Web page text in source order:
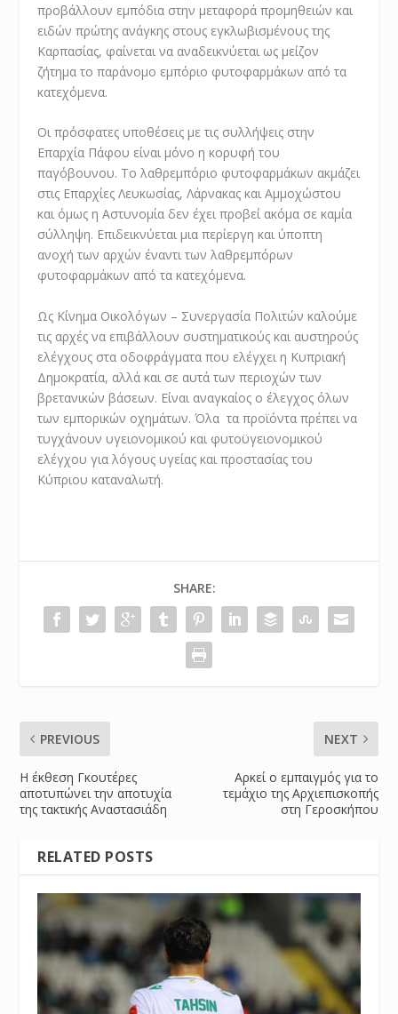
προβάλλουν εμπόδια στην μεταφορά προμηθειών και
ειδών ​πρώτης ανάγκης στους εγκλωβισμένους της
Καρπασίας, φαίνεται να αναδεικνύεται ως μείζον
ζήτημα το παράνομο εμπόριο φυτοφαρμάκων από τα
κατεχόμενα.
Οι πρόσφατες υποθέσεις με τις συλλήψεις στην
Επαρχία Πάφου είναι μόνο η κορυφή του
παγόβουνου. Το λαθρεμπόριο φυτοφαρμάκων ακμάζει
στις Επαρχίες Λευκωσίας, Λάρνακας και Αμμοχώστου
και όμως η Αστυνομία δεν έχει προβεί ακόμα σε καμία
σύλληψη. Επιδεικνύεται μια περίεργη και ύποπτη
ανοχή των αρχών έναντι των λαθρεμπόρων
φυτοφαρμάκων από τα κατεχόμενα.
Ως Κίνημα Οικολόγων – Συνεργασία Πολιτών καλούμε
τις αρχές να επιβάλλουν συστηματικούς και αυστηρούς
ελέγχους στα οδοφράγματα που ελέγχει η Κυπριακή
Δημοκρατία, αλλά και σε αυτά των περιοχών των
βρετανικών βάσεων. Είναι αναγκαίος ο έλεγχος όλων
των εμπορικών οχημάτων. Όλα τα προϊόντα πρέπει να
τυγχάνουν υγειονομικού και φυτοϋγειονομικού
ελέγχου για λόγους υγείας και προστασίας του
Κύπριου καταναλωτή.
SHARE:
PREVIOUS
Η έκθεση Γκουτέρες
αποτυπώνει την αποτυχία
της τακτικής Αναστασιάδη
NEXT
Αρκεί ο εμπαιγμός για το
τεμάχιο της Αρχιεπισκοπής
στη Γεροσκήπου
RELATED POSTS